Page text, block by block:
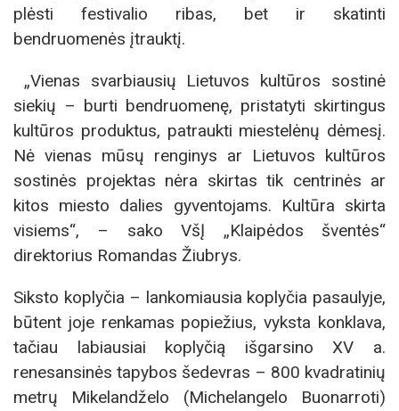
plėsti festivalio ribas, bet ir skatinti
bendruomenės įtrauktį.
„Vienas svarbiausių Lietuvos kultūros sostinė
siekių – burti bendruomenę, pristatyti skirtingus
kultūros produktus, patraukti miestelėnų dėmesį.
Nė vienas mūsų renginys ar Lietuvos kultūros
sostinės projektas nėra skirtas tik centrinės ar
kitos miesto dalies gyventojams. Kultūra skirta
visiems“, – sako VšĮ „Klaipėdos šventės“
direktorius Romandas Žiubrys.
Siksto koplyčia – lankomiausia koplyčia pasaulyje,
būtent joje renkamas popiežius, vyksta konklava,
tačiau labiausiai koplyčią išgarsino XV a.
renesansinės tapybos šedevras – 800 kvadratinių
metrų Mikelandželo (Michelangelo Buonarroti)